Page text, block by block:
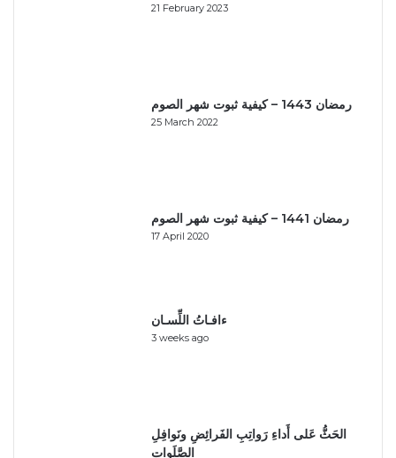
21 February 2023
رمضان 1443 – كيفية ثبوت شهر الصوم
25 March 2022
رمضان 1441 – كيفية ثبوت شهر الصوم
17 April 2020
ءافـاتُ اللِّسـان
3 weeks ago
الحَثُّ عَلى أَداءِ رَواتِبِ الفَرائِضِ ونَوافِلِ
الصَّلَوات